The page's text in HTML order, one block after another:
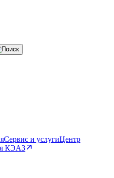
Сервис и услугиЦентр
КЭАЗ